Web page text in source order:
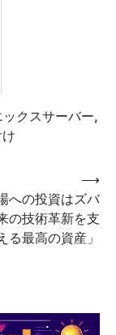
ックスサーバー,
への投資はズバ
の技術革新を支
る最高の資産」
⟶